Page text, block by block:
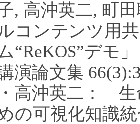
, 高沖英二, 町
コンテンツ用
“ReKOS”デモ
演論文集
・高沖英二：
の可視化知識